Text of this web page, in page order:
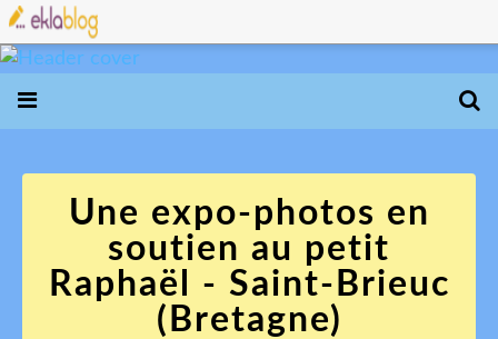
Une expo-photos en
soutien au petit
Raphaël - Saint-Brieuc
(Bretagne)